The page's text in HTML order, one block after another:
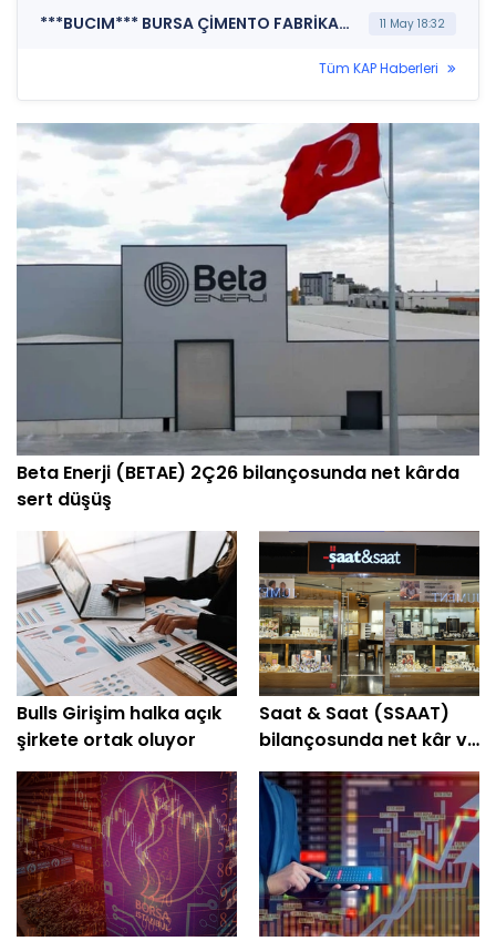
***BUCIM*** BURSA ÇİMENTO FABRİKASI A.Ş. (Finansal Rapor) 11 May 18:32
Tüm KAP Haberleri
Beta Enerji (BETAE) 2Ç26 bilançosunda net kârda
sert düşüş
Bulls Girişim halka açık
şirkete ortak oluyor
Saat & Saat (SSAAT)
bilançosunda net kâr ve
hasılatta artış